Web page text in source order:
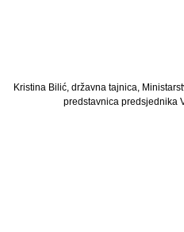
Kristina Bilić, državna tajnica,
predstavnica predsjednika